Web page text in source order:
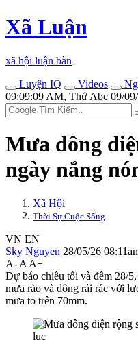
Xã Luận
xã hội luận bàn
Luyện IQ
Videos
09:09:09 AM, Thứ Abc 09/09/
Mưa dông
ngày nắng
Xã Hội
Thời Sự Cuộc Sống
VN EN
Sky Nguyen 28/05/26
A- A A+
Dự báo chiều tối và đêm 28/
mưa rào và dông rải rác với
mưa to trên 70mm.